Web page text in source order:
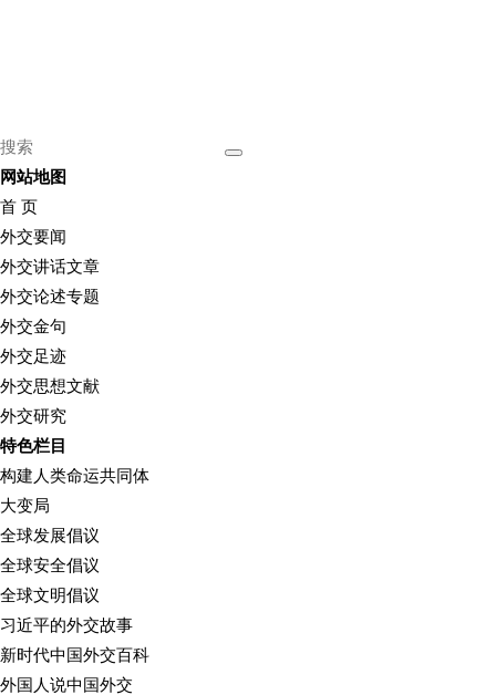
网站地图
首 页
外交要闻
外交讲话文章
外交论述专题
外交金句
外交足迹
外交思想文献
外交研究
特色栏目
构建人类命运共同体
大变局
全球发展倡议
全球安全倡议
全球文明倡议
习近平的外交故事
新时代中国外交百科
外国人说中国外交